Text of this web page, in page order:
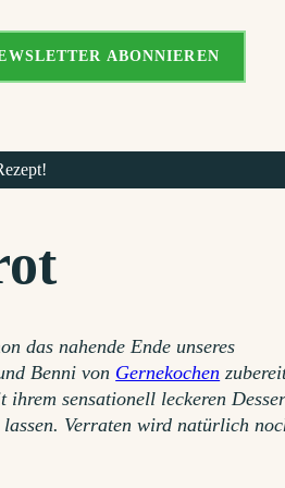
ABONNIEREN
das nahende Ende unseres
Benni von Gernekochen
ihrem sensationell leckeren
Verraten wird natürlich